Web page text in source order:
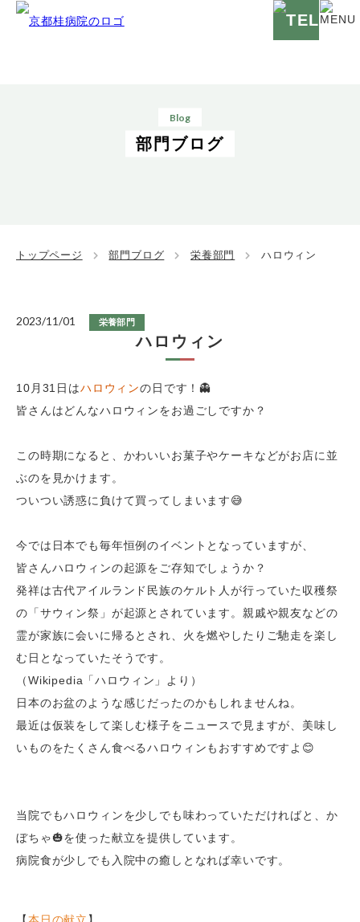
Blog
部門ブログ
トップページ 部門ブログ 栄養部門 ハロウィン
2023/11/01 栄養部門
ハロウィン
10月31日はハロウィンの日です！👻
皆さんはどんなハロウィンをお過ごしですか？
この時期になると、かわいいお菓子やケーキなどがお店に並
ぶのを見かけます。
ついつい誘惑に負けて買ってしまいます😅
今では日本でも毎年恒例のイベントとなっていますが、
皆さんハロウィンの起源をご存知でしょうか？
発祥は古代アイルランド民族のケルト人が行っていた収穫祭
の「サウィン祭」が起源とされています。親戚や親友などの
霊が家族に会いに帰るとされ、火を燃やしたりご馳走を楽し
む日となっていたそうです。
（Wikipedia「ハロウィン」より）
日本のお盆のような感じだったのかもしれませんね。
最近は仮装をして楽しむ様子をニュースで見ますが、美味し
いものをたくさん食べるハロウィンもおすすめですよ😊
当院でもハロウィンを少しでも味わっていただければと、か
ぼちゃ🎃を使った献立を提供しています。
病院食が少しでも入院中の癒しとなれば幸いです。